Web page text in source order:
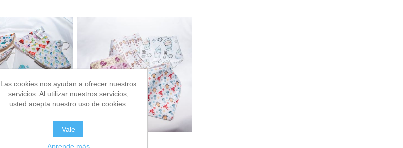
Las cookies nos ayudan a ofrecer nuestros
servicios. Al utilizar nuestros servicios,
usted acepta nuestro uso de cookies.
Vale
Aprende más